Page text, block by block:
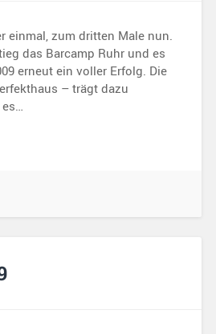
einmal, zum dritten Male nun.
das Barcamp Ruhr und es
erneut ein voller Erfolg. Die
– trägt dazu